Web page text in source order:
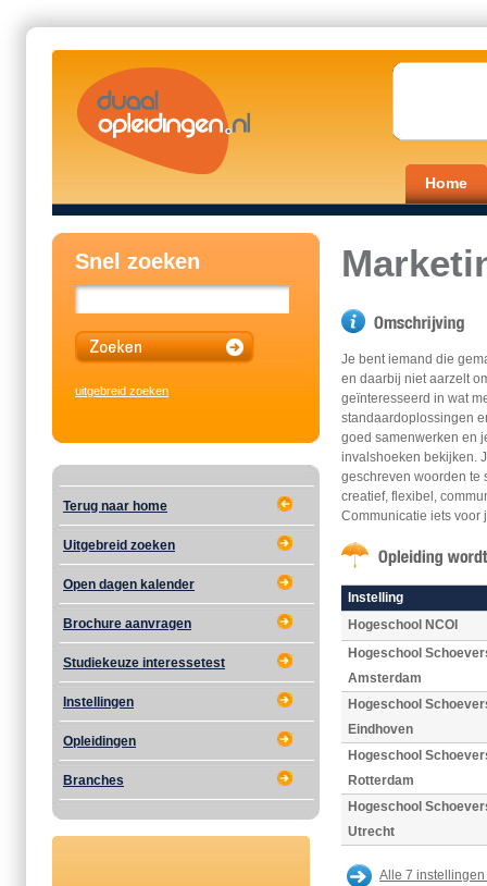
Home
Snel zoeken
uitgebreid zoeken
Terug naar home
Uitgebreid zoeken
Open dagen kalender
Brochure aanvragen
Studiekeuze interessetest
Instellingen
Opleidingen
Branches
Je bent iemand die
en daarbij niet aarzelt
geïnteresseerd in wat
standaardoplossingen
goed samenwerken en
invalshoeken bekijken.
geschreven woorden te
creatief, flexibel,
Communicatie iets voor
Instelling
Hogeschool NCOI
Hogeschool
Amsterdam
Hogeschool
Eindhoven
Hogeschool
Rotterdam
Hogeschool
Utrecht
Alle 7